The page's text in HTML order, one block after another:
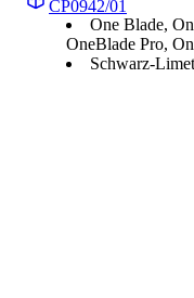
CP0942/01
One Blade,
OneBlade Pro,
Schwarz-